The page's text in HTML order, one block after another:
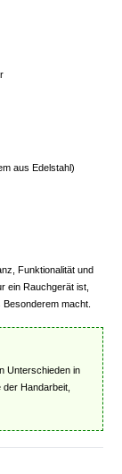
aus Edelstahl)
Funktionalität und
ein Rauchgerät ist,
macht.
Unterschieden in
Handarbeit,